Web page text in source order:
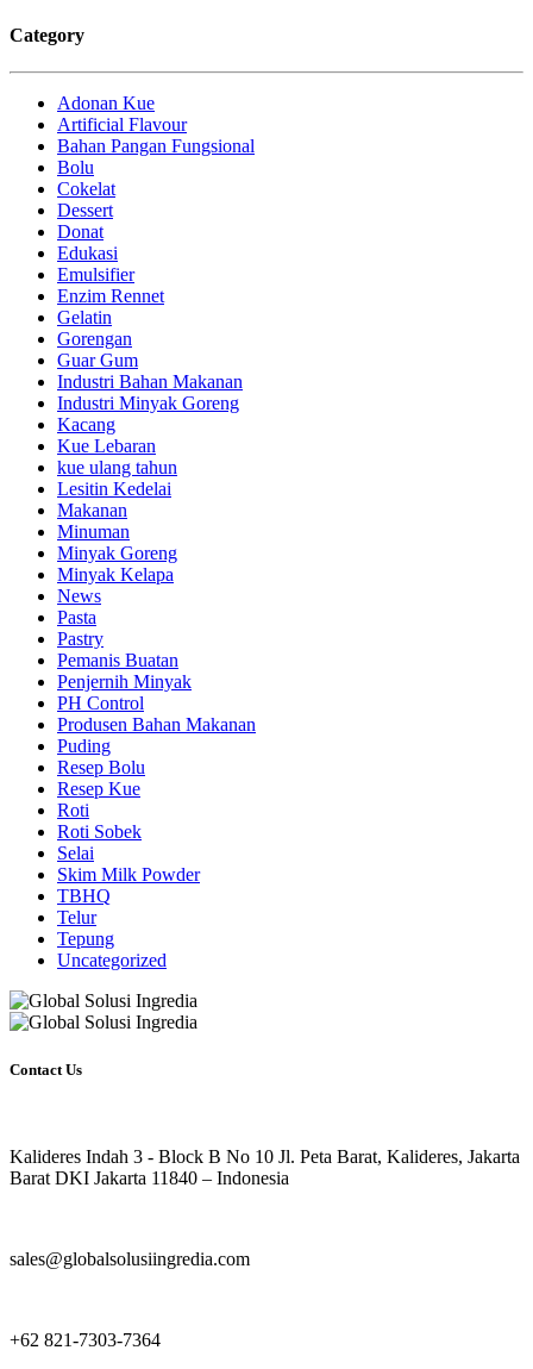
Category
Adonan Kue
Artificial Flavour
Bahan Pangan Fungsional
Bolu
Cokelat
Dessert
Donat
Edukasi
Emulsifier
Enzim Rennet
Gelatin
Gorengan
Guar Gum
Industri Bahan Makanan
Industri Minyak Goreng
Kacang
Kue Lebaran
kue ulang tahun
Lesitin Kedelai
Makanan
Minuman
Minyak Goreng
Minyak Kelapa
News
Pasta
Pastry
Pemanis Buatan
Penjernih Minyak
PH Control
Produsen Bahan Makanan
Puding
Resep Bolu
Resep Kue
Roti
Roti Sobek
Selai
Skim Milk Powder
TBHQ
Telur
Tepung
Uncategorized
Contact Us
Kalideres Indah 3 - Block B No 10 Jl. Peta Barat, Kalideres, Jakarta
Barat DKI Jakarta 11840 – Indonesia
sales@globalsolusiingredia.com
+62 821-7303-7364